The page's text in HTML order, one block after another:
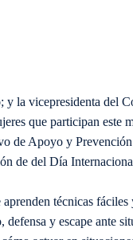
y la vicepresidenta del
que participan este
de Apoyo y
de del Día
técnicas fáciles
y escape ante